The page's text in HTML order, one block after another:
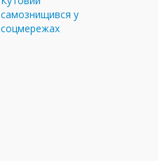
самознищився у
соцмережах